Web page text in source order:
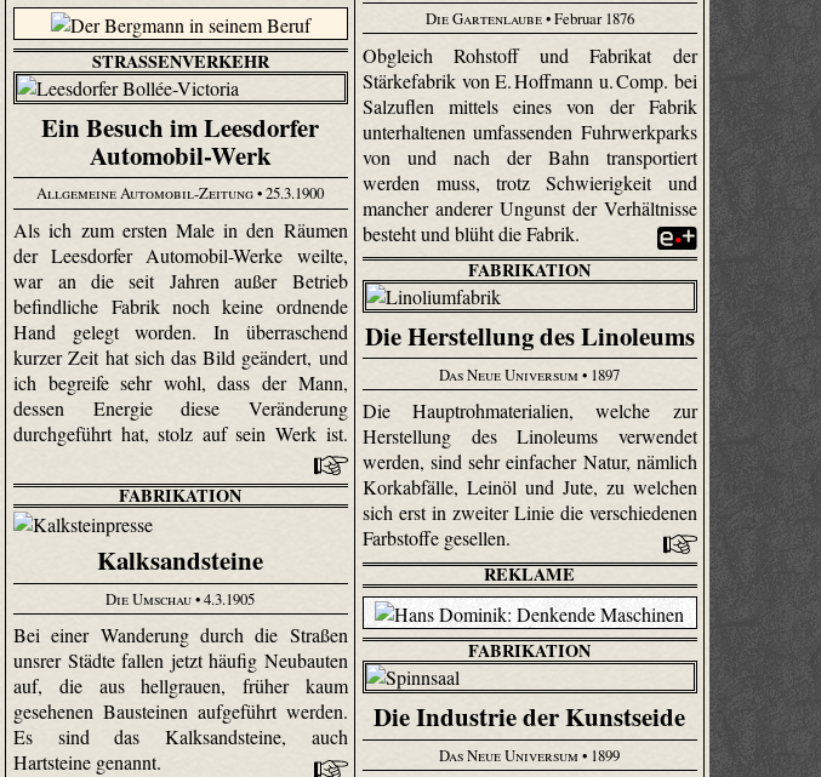
Die Gartenlaube• Februar 1876
Obgleich Rohstoff und Fabrikat der
Stärkefabrik von E. Hoffmann u. Comp. bei
Salzuflen mittels eines von der Fabrik
unterhaltenen umfassenden Fuhr­werk­parks
von und nach der Bahn transportiert
werden muss, trotz Schwierigkeit und
mancher anderer Ungunst der Verhältnisse
besteht und blüht die Fabrik.
STRASSENVERKEHR
Ein Besuch im Leesdorfer
Automobil-Werk
Allgemeine Automobil-Zeitung• 25.3.1900
Als ich zum ersten Male in den Räumen
der Leesdorfer Automobil-Werke weilte,
war an die seit Jahren außer Betrieb
befindliche Fabrik noch keine ordnende
Hand gelegt worden. In überraschend
kurzer Zeit hat sich das Bild geändert, und
ich begreife sehr wohl, dass der Mann,
dessen Energie diese Veränderung
durchgeführt hat, stolz auf sein Werk ist.
FABRIKATION
Die Herstellung des Linoleums
Das Neue Universum• 1897
Die Hauptrohmaterialien, welche zur
Herstellung des Linoleums verwendet
werden, sind sehr einfacher Natur, nämlich
Korkabfälle, Leinöl und Jute, zu welchen
sich erst in zweiter Linie die verschiedenen
Farbstoffe gesellen.
FABRIKATION
Kalksandsteine
Die Umschau• 4.3.1905
Bei einer Wanderung durch die Straßen
unsrer Städte fallen jetzt häufig Neubauten
auf, die aus hellgrauen, früher kaum
gesehenen Bausteinen aufgeführt werden.
Es sind das Kalksandsteine, auch
Hartsteine genannt.
REKLAME
FABRIKATION
Die Industrie der Kunstseide
Das Neue Universum• 1899